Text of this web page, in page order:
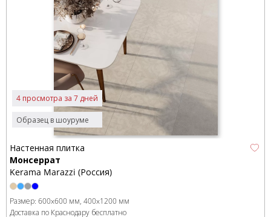
Образец в шоуруме
4 просмотра за 7 дней
Настенная плитка
Монсеррат
Kerama Marazzi (Россия)
Размер: 600x600 мм 400x1200 мм
Доставка по Краснодару бесплатно